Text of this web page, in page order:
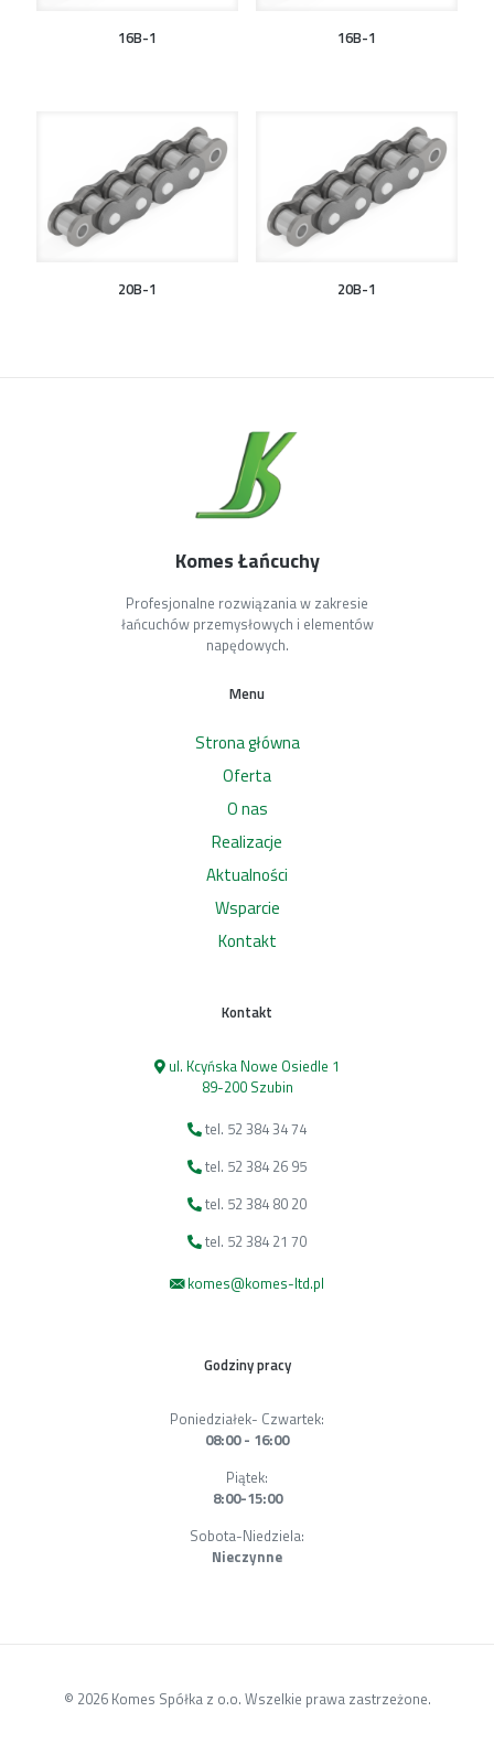
16B-1 16B-1
20B-1 20B-1
Komes Łańcuchy
Profesjonalne rozwiązania w zakresie
łańcuchów przemysłowych i elementów
napędowych.
Menu
Strona główna
Oferta
O nas
Realizacje
Aktualności
Wsparcie
Kontakt
Kontakt
ul. Kcyńska Nowe Osiedle 1
89-200 Szubin
tel. 52 384 34 74
tel. 52 384 26 95
tel. 52 384 80 20
tel. 52 384 21 70
komes@komes-ltd.pl
Godziny pracy
Poniedziałek- Czwartek:
08:00 - 16:00
Piątek:
8:00-15:00
Sobota-Niedziela:
Nieczynne
© 2026 Komes Spółka z o.o. Wszelkie prawa zastrzeżone.